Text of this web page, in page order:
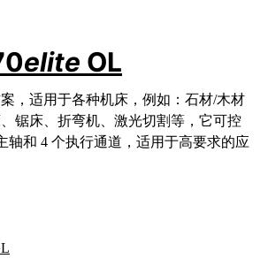
elite OL
，适用于各种机床，例如：石材/木材
锯床、折弯机、激光切割等，它可控
轴和 4 个执行通道，适用于高要求的应